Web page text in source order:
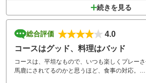
続きを見る
総合評価
4.0
コースはグッド、料理はバッド
コースは、平坦なもので、いつも楽しくプレーさ
馬鹿にされてるのかと思うほど、食事の対応。